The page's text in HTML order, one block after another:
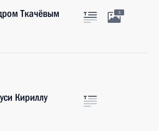
Ткачёвым 3
Кириллу